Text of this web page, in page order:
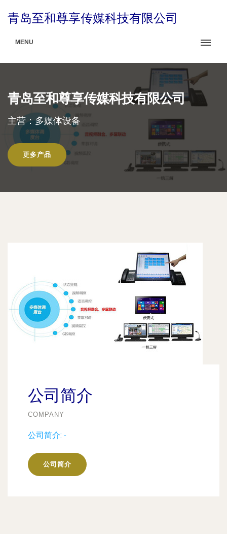
青岛至和尊享传媒科技有限公司
MENU
青岛至和尊享传媒科技有限公司
主营：多媒体设备
更多产品
公司简介
COMPANY
公司简介: -
公司简介